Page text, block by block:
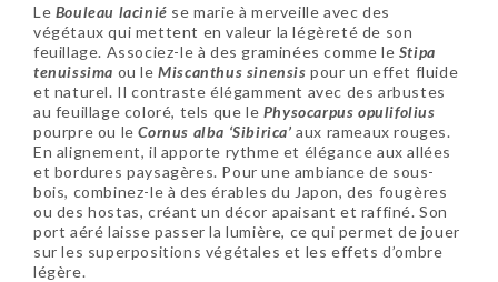
Le Bouleau lacinié se marie à merveille avec des
végétaux qui mettent en valeur la légèreté de son
feuillage. Associez-le à des graminées comme le Stipa
tenuissima ou leMiscanthus sinensis pour un effet fluide
et naturel. Il contraste élégamment avec des arbustes
au feuillage coloré, tels que le Physocarpus opulifolius
pourpre ou leCornus alba ‘Sibirica’ aux rameaux rouges.
En alignement, il apporte rythme et élégance aux allées
et bordures paysagères. Pour une ambiance de sous-
bois, combinez-le à des érables du Japon, des fougères
ou des hostas, créant un décor apaisant et raffiné. Son
port aéré laisse passer la lumière, ce qui permet de jouer
sur les superpositions végétales et les effets d’ombre
légère.